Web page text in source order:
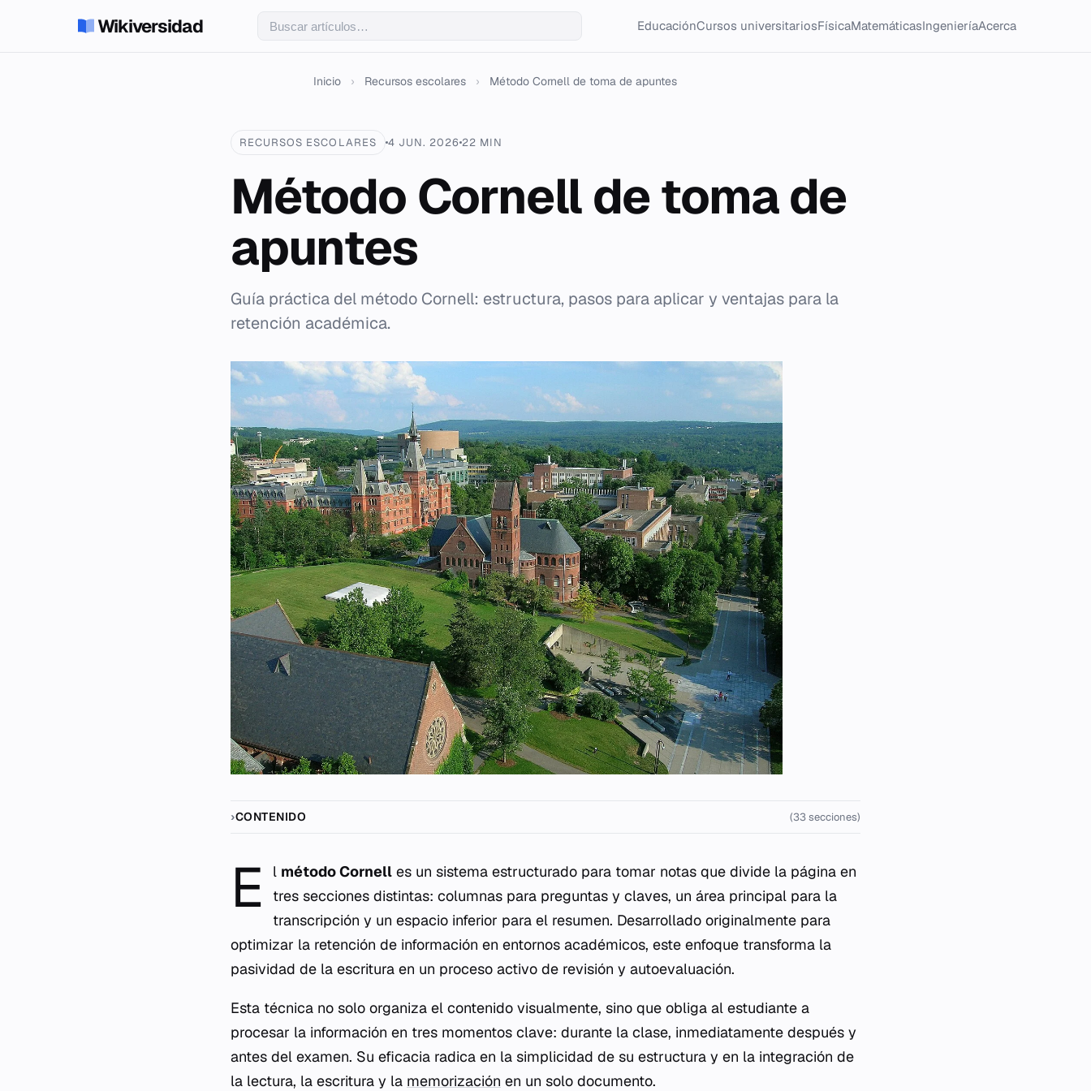
Wikiversidad EducaciónCursos universitariosFísicaMatemáticasIngenieríaAcerca
Inicio › Recursos escolares › Método Cornell de toma de apuntes
RECURSOS ESCOLARES 4 JUN. 202622 MIN
Método Cornell de toma de
apuntes
Guía práctica del método Cornell: estructura, pasos para aplicar y ventajas para la
retención académica.
CONTENIDO (33 secciones)
E l método Cornell es un sistema estructurado para tomar notas que divide la página en
tres secciones distintas: columnas para preguntas y claves, un área principal para la
transcripción y un espacio inferior para el resumen. Desarrollado originalmente para
optimizar la retención de información en entornos académicos, este enfoque transforma la
pasividad de la escritura en un proceso activo de revisión y autoevaluación.
Esta técnica no solo organiza el contenido visualmente, sino que obliga al estudiante a
procesar la información en tres momentos clave: durante la clase, inmediatamente después y
antes del examen. Su eficacia radica en la simplicidad de su estructura y en la integración de
la lectura, la escritura y la memorización en un solo documento.